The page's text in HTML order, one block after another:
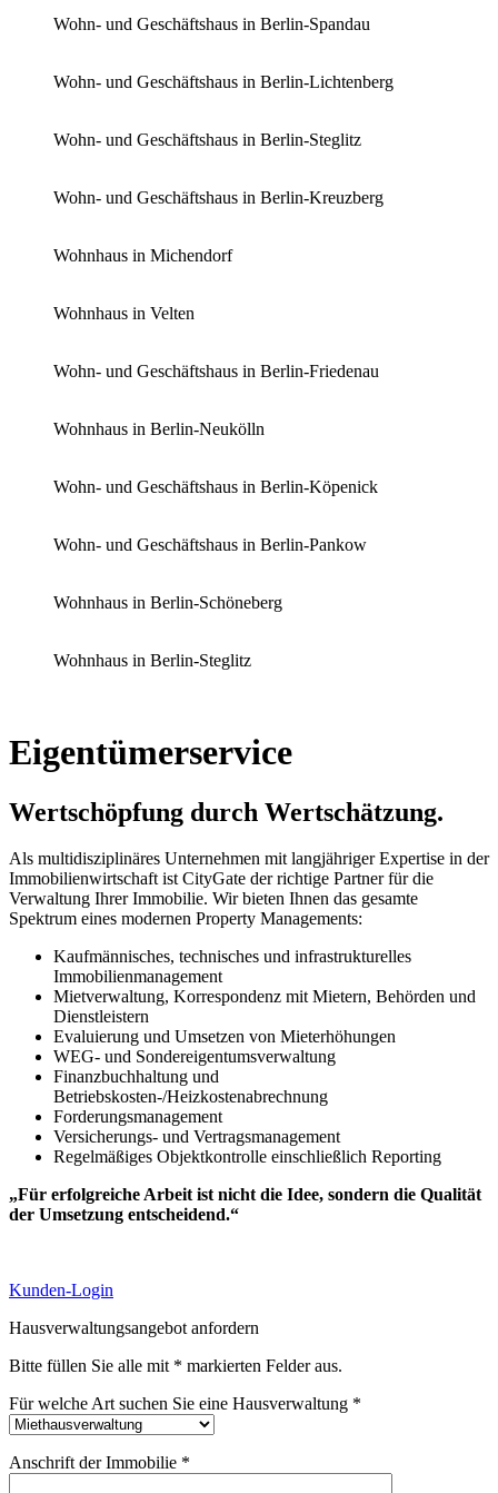
Wohn- und Geschäftshaus in Berlin-Spandau
Wohn- und Geschäftshaus in Berlin-Lichtenberg
Wohn- und Geschäftshaus in Berlin-Steglitz
Wohn- und Geschäftshaus in Berlin-Kreuzberg
Wohnhaus in Michendorf
Wohnhaus in Velten
Wohn- und Geschäftshaus in Berlin-Friedenau
Wohnhaus in Berlin-Neukölln
Wohn- und Geschäftshaus in Berlin-Köpenick
Wohn- und Geschäftshaus in Berlin-Pankow
Wohnhaus in Berlin-Schöneberg
Wohnhaus in Berlin-Steglitz
Eigentümerservice
Wertschöpfung durch Wertschätzung.
Als multidisziplinäres Unternehmen mit langjähriger Expertise in der
Immobilienwirtschaft ist CityGate der richtige Partner für die
Verwaltung Ihrer Immobilie. Wir bieten Ihnen das gesamte
Spektrum eines modernen Property Managements:
Kaufmännisches, technisches und infrastrukturelles
Immobilienmanagement
Mietverwaltung, Korrespondenz mit Mietern, Behörden und
Dienstleistern
Evaluierung und Umsetzen von Mieterhöhungen
WEG- und Sondereigentumsverwaltung
Finanzbuchhaltung und
Betriebskosten-/Heizkostenabrechnung
Forderungsmanagement
Versicherungs- und Vertragsmanagement
Regelmäßiges Objektkontrolle einschließlich Reporting
„Für erfolgreiche Arbeit ist nicht die Idee, sondern die Qualität
der Umsetzung entscheidend.“
Kunden-Login
Hausverwaltungsangebot anfordern
Bitte füllen Sie alle mit * markierten Felder aus.
Für welche Art suchen Sie eine Hausverwaltung *
Anschrift der Immobilie *